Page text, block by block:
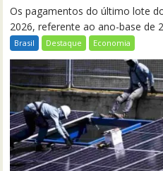
Os pagamentos do último lote
2026, referente ao ano-base de
Brasil Destaque Economia